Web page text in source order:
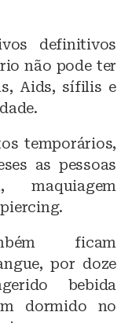
definitivos
não pode ter
Aids, sífilis e
temporários,
as pessoas
maquiagem
ficam
por doze
bebida
dormido no